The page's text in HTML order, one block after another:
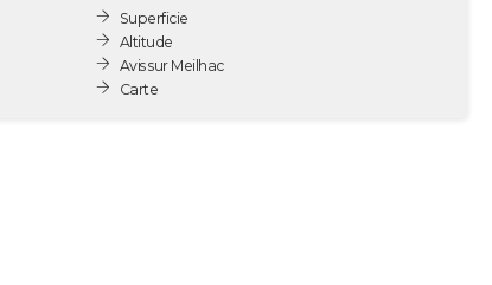
Superficie
Altitude
Avis sur Meilhac
Carte